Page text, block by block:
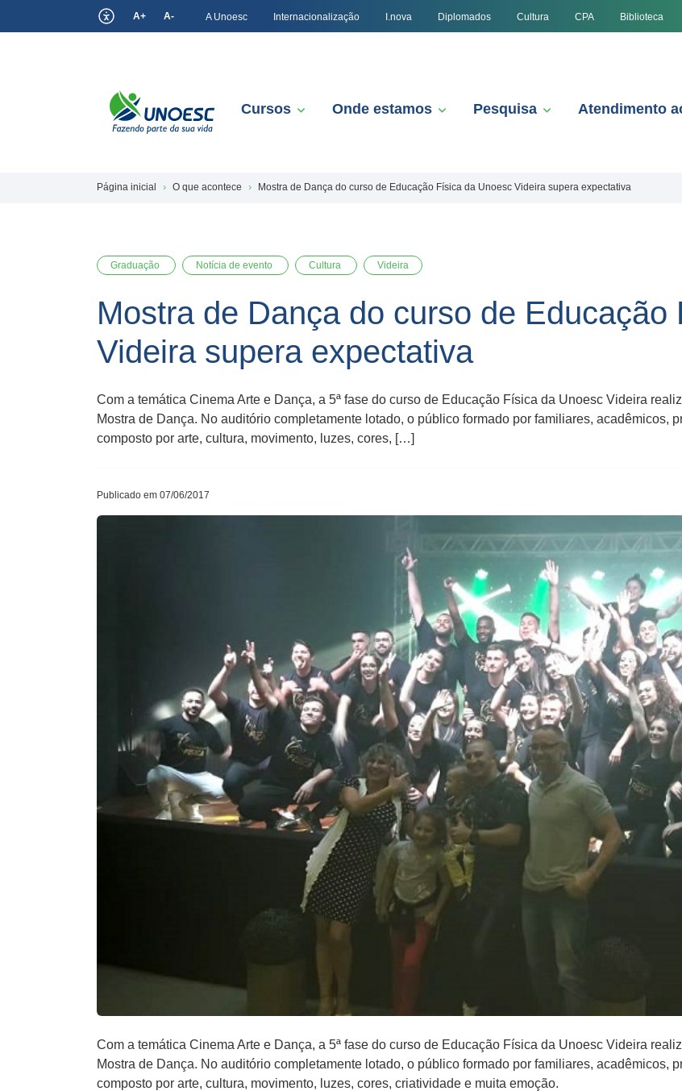
A+ A- A Unoesc Internacionalização I.nova Diplomados Cultura CPA Biblioteca
Cursos Onde estamos Pesquisa Atendimento
Página inicial O que acontece Mostra de Dança do curso de Educação Física da Unoesc Videira supera expectativa
Graduação Notícia de evento Cultura Videira
Mostra de Dança do curso de Educação
Videira supera expectativa
Com a temática Cinema Arte e Dança, a 5ª fase do curso de Educação Física da Unoesc Videira
Mostra de Dança. No auditório completamente lotado​,​ o p​ú​blico formado por fam​i​liares, acadêmicos,
composto por​ ​arte, cultura, movimento, ​luzes, cores, […]
Publicado em 07/06/2017
Com a temática Cinema Arte e Dança, a 5ª fase do curso de Educação Física da Unoesc Videira
Mostra de Dança. No auditório completamente lotado​,​ o p​ú​blico formado por fam​i​liares, acadêmicos,
composto por​ ​arte, cultura, movimento, ​luzes, cores, criatividade e muita emoção.